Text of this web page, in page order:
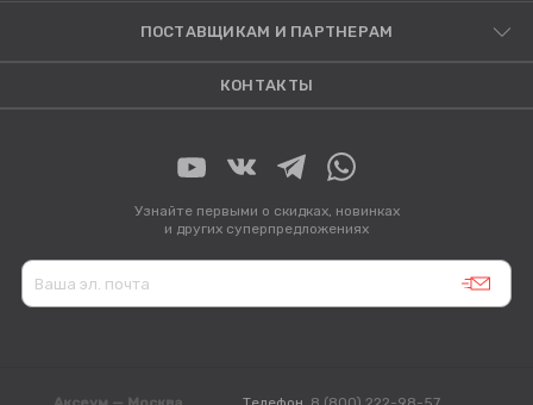
ПОСТАВЩИКАМ И ПАРТНЕРАМ
КОНТАКТЫ
Узнайте первыми о скидках, новинках
и других суперпредложениях